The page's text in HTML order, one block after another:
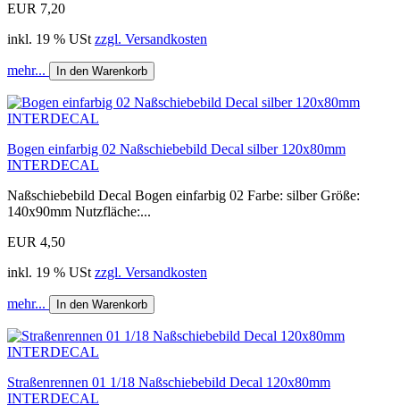
EUR 7,20
inkl. 19 % USt zzgl. Versandkosten
mehr... In den Warenkorb
Bogen einfarbig 02 Naßschiebebild Decal silber 120x80mm
INTERDECAL
Naßschiebebild Decal Bogen einfarbig 02 Farbe: silber Größe:
140x90mm Nutzfläche:...
EUR 4,50
inkl. 19 % USt zzgl. Versandkosten
mehr... In den Warenkorb
Straßenrennen 01 1/18 Naßschiebebild Decal 120x80mm
INTERDECAL